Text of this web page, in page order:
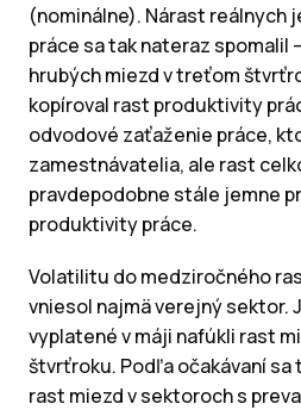
(nominálne). Nárast reálnych
práce sa tak nateraz spomalil
hrubých miezd v treťom
kopíroval rast produktivity
odvodové zaťaženie práce,
zamestnávatelia, ale rast
pravdepodobne stále jemne
produktivity práce.
Volatilitu do medziročného
vniesol najmä verejný sektor.
vyplatené v máji nafúkli rast
štvrťroku. Podľa očakávaní
rast miezd v sektoroch s